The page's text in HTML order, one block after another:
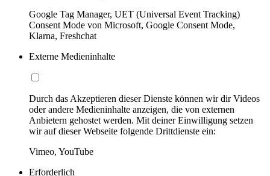
Google Tag Manager, UET (Universal Event Tracking)
Consent Mode von Microsoft, Google Consent Mode,
Klarna, Freshchat
Externe Medieninhalte
Durch das Akzeptieren dieser Dienste können wir dir Videos
oder andere Medieninhalte anzeigen, die von externen
Anbietern gehostet werden. Mit deiner Einwilligung setzen
wir auf dieser Webseite folgende Drittdienste ein:
Vimeo, YouTube
Erforderlich